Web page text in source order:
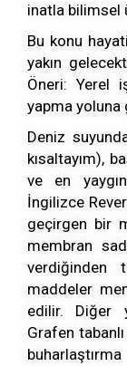
inatla bilimsel
Bu konu
yakın
Öneri: Yerel
yapma yoluna
Deniz
kısaltayım),
ve en
İngilizce
geçirgen bir
membran
verdiğinden
maddeler
edilir. Diğer
Grafen